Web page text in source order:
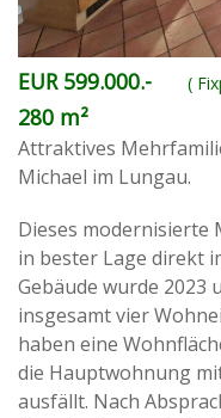
EUR 599.000.- (
280 m²
Attraktives
Michael im Lungau.
Dieses modernisierte
in bester Lage direkt
Gebäude wurde
insgesamt vier
haben eine
die Hauptwohnung
ausfällt. Nach